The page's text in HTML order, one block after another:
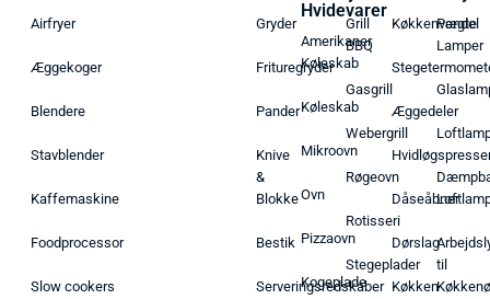
Airfryer
Æggekoger
Blendere
Stavblender
Kaffemaskine
Foodprocessor
Slow cookers
Gryder
Frituregryder
Pander
Knive
&
Blokke
Bestik
Serveringsredskaber
Hvidevarer
Amerikaner
Køleskab
Køleskab
Mikroovn
Ovn
Pizzaovn
Kogeplade
Grill
BBQ
Gasgrill
Webergrill
Røgeovn
Rotisseri
Stegeplader
Køkkenvægte
Æggedeler
Dåseåbner
Dørslag
Køkken
Pendel
Lamper
til